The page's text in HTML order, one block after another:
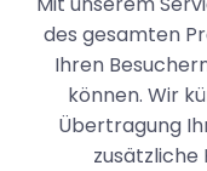
des gesamten
Ihren
können. Wir
Übertragung
zusätzliche